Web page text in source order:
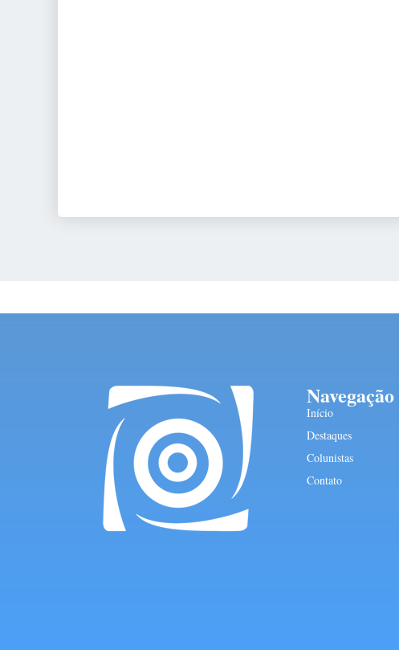
Navegação
Início
Destaques
Colunistas
Contato